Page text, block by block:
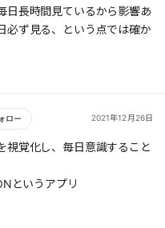
する
ホを利用する
る
ージに使いたいアプリを置く
てる
生にしたいかでスマホをセッ
定期的にスマホで脳に訴える
日長時間見ているから影響あ
必ず見る、という点では確か
ロー 2021年12月26日
視覚化し、毎日意識すること
というアプリ